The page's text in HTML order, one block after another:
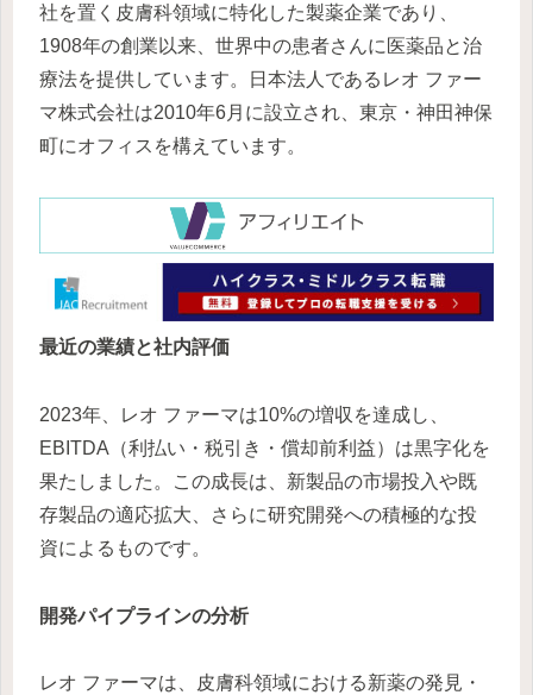
社を置く皮膚科領域に特化した製薬企業であり、
1908年の創業以来、世界中の患者さんに医薬品と治
療法を提供しています。日本法人であるレオ ファー
マ株式会社は2010年6月に設立され、東京・神田神保
町にオフィスを構えています。
最近の業績と社内評価
2023年、レオ ファーマは10%の増収を達成し、
EBITDA（利払い・税引き・償却前利益）は黒字化を
果たしました。この成長は、新製品の市場投入や既
存製品の適応拡大、さらに研究開発への積極的な投
資によるものです。
開発パイプラインの分析
レオ ファーマは、皮膚科領域における新薬の発見・